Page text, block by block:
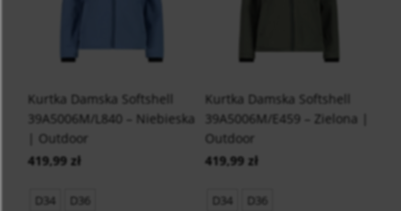
Kurtka Damska Softshell
39A5006M/L840 – Niebieska
| Outdoor
419,99 zł
D34 D36
Kurtka Damska Softshell
39A5006M/E459 – Zielona |
Outdoor
419,99 zł
D34 D36